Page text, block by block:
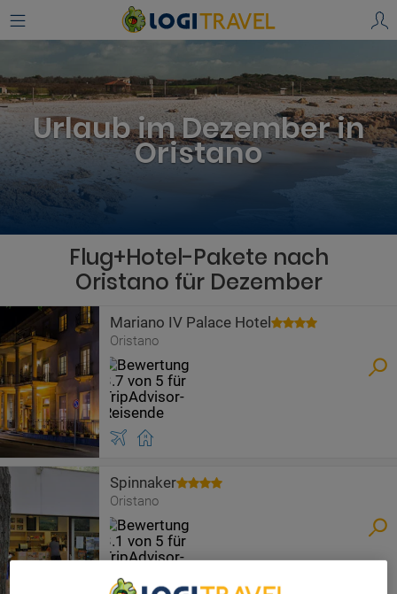
Urlaub im Dezember in
Oristano
Flug+Hotel-Pakete nach
Oristano für Dezember
Mariano IV Palace Hotel
Oristano
Spinnaker
Oristano